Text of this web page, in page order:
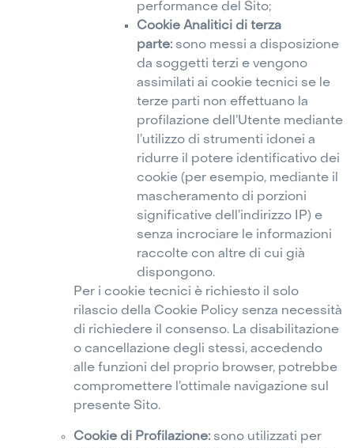
performance del Sito;
Cookie Analitici di terza
parte: sono messi a disposizione
da soggetti terzi e vengono
assimilati ai cookie tecnici se le
terze parti non effettuano la
profilazione dell’Utente mediante
l’utilizzo di strumenti idonei a
ridurre il potere identificativo dei
cookie (per esempio, mediante il
mascheramento di porzioni
significative dell’indirizzo IP) e
senza incrociare le informazioni
raccolte con altre di cui già
dispongono.
Per i cookie tecnici è richiesto il solo
rilascio della Cookie Policy senza necessità
di richiedere il consenso. La disabilitazione
o cancellazione degli stessi, accedendo
alle funzioni del proprio browser, potrebbe
compromettere l’ottimale navigazione sul
presente Sito.
Cookie di Profilazione: sono utilizzati per